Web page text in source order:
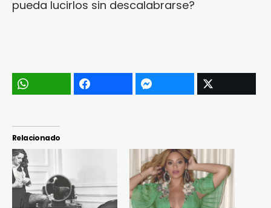
pueda lucirlos sin descalabrarse?
Relacionado